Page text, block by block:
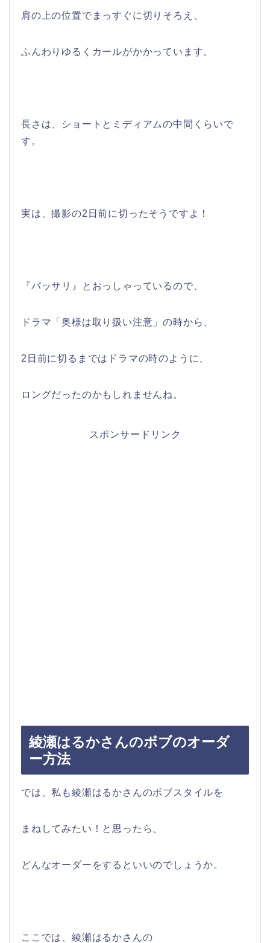
肩の上の位置でまっすぐに切りそろえ、
ふんわりゆるくカールがかかっています。
長さは、ショートとミディアムの中間くらいで
す。
実は、撮影の2日前に切ったそうですよ！
『バッサリ』とおっしゃっているので、
ドラマ「奥様は取り扱い注意」の時から、
2日前に切るまではドラマの時のように、
ロングだったのかもしれませんね。
スポンサードリンク
綾瀬はるかさんのボブのオーダ
ー方法
では、私も綾瀬はるかさんのボブスタイルを
まねしてみたい！と思ったら、
どんなオーダーをするといいのでしょうか。
ここでは、綾瀬はるかさんの